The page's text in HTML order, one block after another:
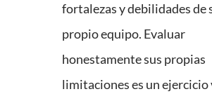
fortalezas y debilidades de
propio equipo. Evaluar
honestamente sus propias
limitaciones es un ejercicio